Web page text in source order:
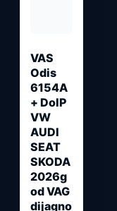
VAS
Odis
6154A
+ DoIP
VW
AUDI
SEAT
SKODA
2026g
od VAG
dijagno